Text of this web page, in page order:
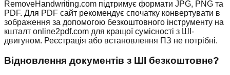
RemoveHandwriting.com підтримує формати JPG, PNG та
PDF. Для PDF сайт рекомендує спочатку конвертувати в
зображення за допомогою безкоштовного інструменту на
кшталт online2pdf.com для кращої сумісності з ШІ-
двигуном. Реєстрація або встановлення ПЗ не потрібні.
Відновлення документів з ШІ безкоштовне?